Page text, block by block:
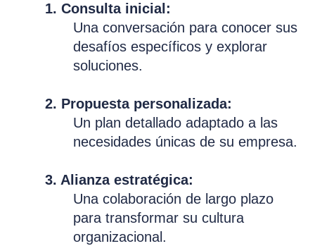
1. Consulta inicial:
Una conversación para conocer sus
desafíos específicos y explorar
soluciones.
2. Propuesta personalizada:
Un plan detallado adaptado a las
necesidades únicas de su empresa.
3. Alianza estratégica:
Una colaboración de largo plazo
para transformar su cultura
organizacional.